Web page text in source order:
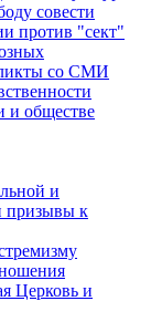
совести
против "сект"
со СМИ
и обществе
и
призывы к
Церковь и